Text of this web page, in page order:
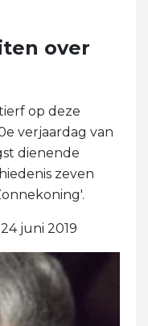
over
op deze
verjaardag van
dienende
zeven
juni 2019